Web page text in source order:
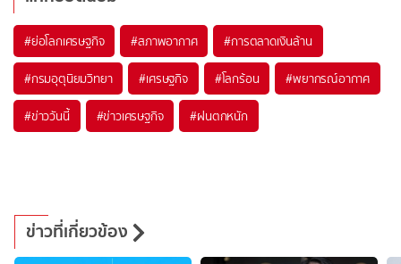
#ย่อโลกเศรษฐกิจ #สภาพอากาศ #การตลาดเงินล้าน
#กรมอุตุนิยมวิทยา #เศรษฐกิจ #โลกร้อน #พยากรณ์อากาศ
#ข่าววันนี้ #ข่าวเศรษฐกิจ #ฝนตกหนัก
ข่าวที่เกี่ยวข้อง